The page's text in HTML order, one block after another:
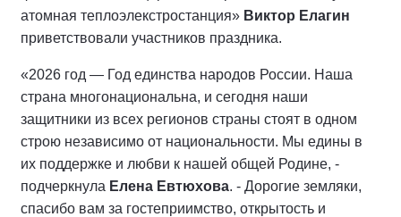
атомная теплоэлекстростанция» Виктор Елагин
приветствовали участников праздника.
«2026 год — Год единства народов России. Наша
страна многонациональна, и сегодня наши
защитники из всех регионов страны стоят в одном
строю независимо от национальности. Мы едины в
их поддержке и любви к нашей общей Родине, -
подчеркнула Елена Евтюхова. - Дорогие земляки,
спасибо вам за гостеприимство, открытость и